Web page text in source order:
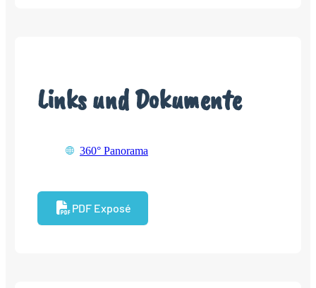
Links und Dokumente
360° Panorama
PDF Exposé